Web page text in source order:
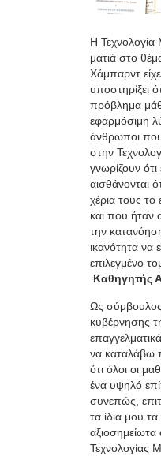
Η Τεχνολογία
ματιά στο
Χάμπαρντ
υποστηρίξει
πρόβλημα
εφαρμόσιμη
άνθρωποι
στην
γνωρίζουν
αισθάνονται
χέρια τους το
και που ήταν
την
ικανότητα να
επιλεγμένο
Καθηγητής
Ως
κυβέρνησης
να καταλάβω
ότι όλοι οι
ένα υψηλό
συνεπώς,
τα ίδια μου τα
Τεχνολογίας